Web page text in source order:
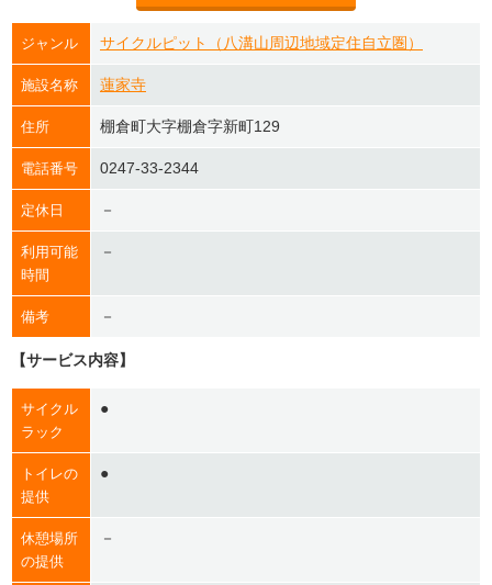
ジャンル サイクルピット（八溝山周辺地域定住自立圏）
施設名称 蓮家寺
住所 棚倉町大字棚倉字新町129
電話番号 0247-33-2344
定休日 －
利用可能
時間
－
備考 －
【サービス内容】
サイクル
ラック
●
トイレの
提供
●
休憩場所
の提供
－